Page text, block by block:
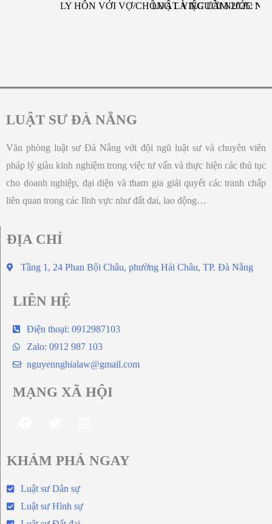
LY HÔN VỚI VỢ/CHỒNG LÀ NGƯỜI NƯỚC
LUẬT VIỆC LÀM 2025:
LUẬT SƯ ĐÀ NẴNG
Văn phòng luật sư Đà Nẵng với đội ngũ luật sư và chuyên viên
pháp lý giàu kinh nghiệm trong việc tư vấn và thực hiện các thủ tục
cho doanh nghiệp, đại diện và tham gia giải quyết các tranh chấp
liên quan trong các lĩnh vực như đất đai, lao động…
ĐỊA CHỈ
Tầng 1, 24 Phan Bội Châu, phường Hải Châu, TP. Đà Nẵng
LIÊN HỆ
Điện thoại: 0912987103
Zalo: 0912 987 103
nguyennghialaw@gmail.com
MẠNG XÃ HỘI
KHÁM PHÁ NGAY
Luật sư Dân sự
Luật sư Hình sự